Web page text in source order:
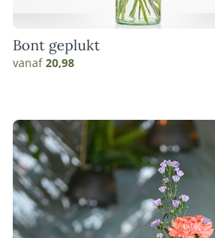
Bont geplukt
vanaf20,98